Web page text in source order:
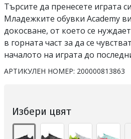
Търсите да пренесете играта
Младежките обувки Academy
докосване, от което се
в горната част за да се
началото на играта до
АРТИКУЛЕН НОМЕР: 200000813863
Избери цвят